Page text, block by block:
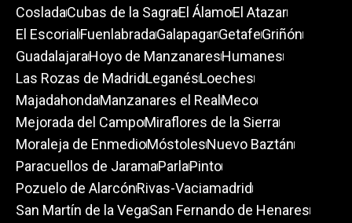
CosladaCubas de la SagraEl ÁlamoEl Atazar
El Escorial FuenlabradaGalapagarGetafeGriñón
GuadalajaraHoyo de ManzanaresHumanes
Las Rozas de MadridLeganésLoeches
MajadahondaManzanares el Real Meco
Mejorada del CampoMiraflores de la Sierra
Moraleja de EnmedioMóstolesNuevo Baztán
Paracuellos de JaramaParlaPinto
Pozuelo de AlarcónRivas-Vaciamadrid
San Martín de la VegaSan Fernando de Henares